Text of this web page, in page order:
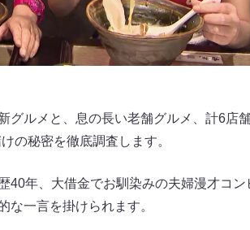
ルメと、息の長い老舗グルメ、計6店
の秘密を徹底調査します。
40年、大借金でお馴染みの夫婦漫才コ
な一言を掛けられます。